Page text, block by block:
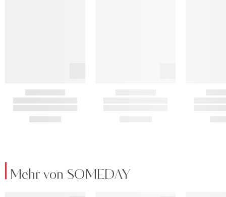
Mehr von SOMEDAY